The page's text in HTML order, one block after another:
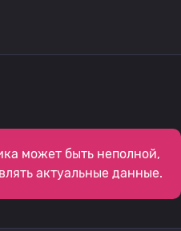
может быть неполной,
актуальные данные.